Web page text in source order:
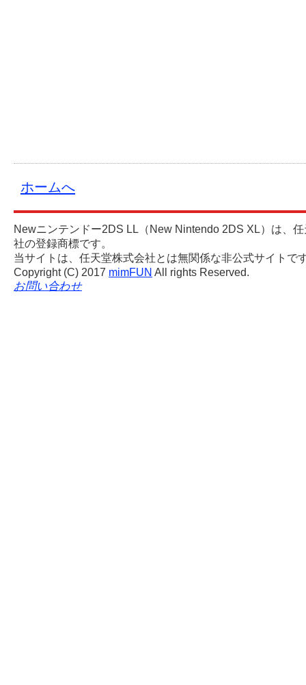
ホームへ
Newニンテンドー2DS LL（New Nintendo 2DS XL）は、
社の登録商標です。
当サイトは、任天堂株式会社とは無関係な非公式サイトで
Copyright (C) 2017 mimFUN All rights Reserved.
お問い合わせ